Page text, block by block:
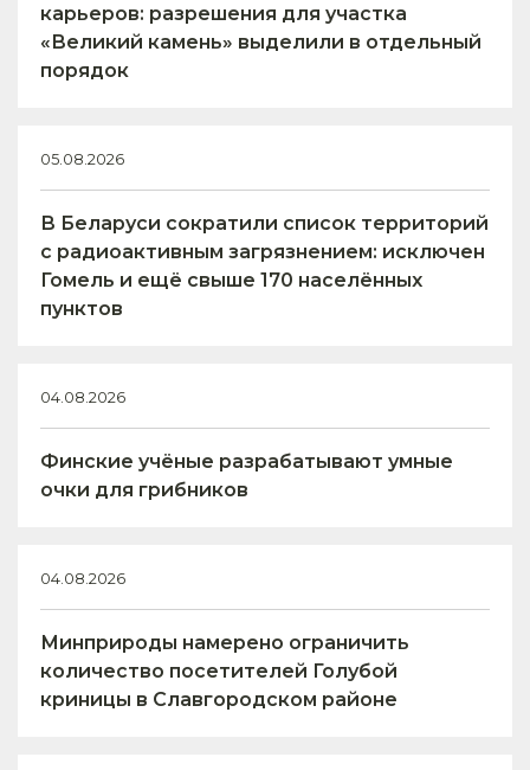
карьеров: разрешения для участка
«Великий камень» выделили в отдельный
порядок
05.08.2026
В Беларуси сократили список территорий
с радиоактивным загрязнением: исключен
Гомель и ещё свыше 170 населённых
пунктов
04.08.2026
Финские учёные разрабатывают умные
очки для грибников
04.08.2026
Минприроды намерено ограничить
количество посетителей Голубой
криницы в Славгородском районе